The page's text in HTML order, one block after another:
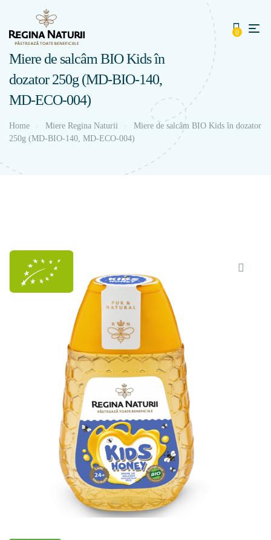
0
Miere de salcâm BIO Kids în
dozator 250g (MD-BIO-140,
MD-ECO-004)
Home Miere Regina Naturii
Miere de salcâm BIO Kids în dozator
250g (MD-BIO-140, MD-ECO-004)